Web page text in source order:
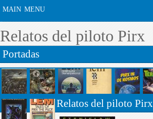
MAIN MENU
Relatos del piloto Pirx
Portadas
Relatos del piloto Pirx